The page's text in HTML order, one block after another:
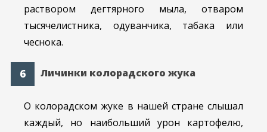
раствором дегтярного мыла, отваром
тысячелистника, одуванчика, табака или
чеснока.
Личинки колорадского жука
О колорадском жуке в нашей стране слышал
каждый, но наибольший урон картофелю,